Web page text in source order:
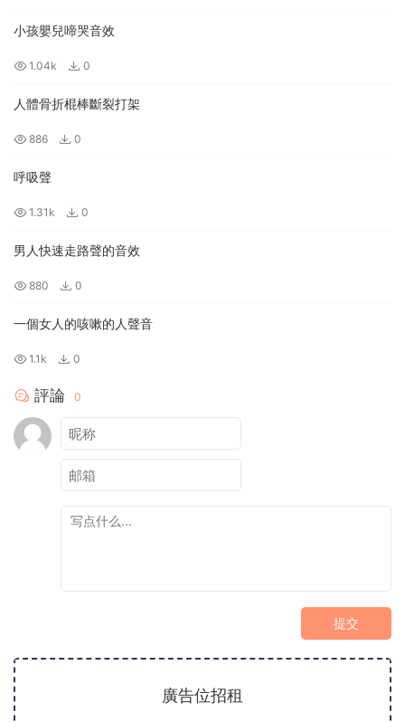
小孩嬰兒啼哭音效
1.04k 0
人體骨折棍棒斷裂打架
886 0
呼吸聲
1.31k 0
男人快速走路聲的音效
880 0
一個女人的咳嗽的人聲音
1.1k 0
評論 0
提交
廣告位招租